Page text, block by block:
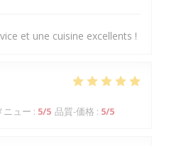
et une cuisine excellents !
ニュー : 5/5 品質-価格 : 5/5